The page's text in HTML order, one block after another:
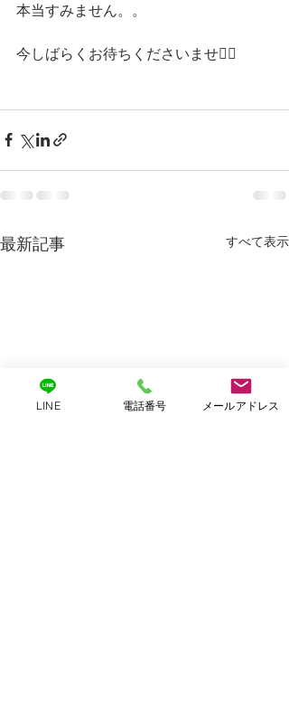
本当すみません。。
今しばらくお待ちくださいませ🙇‍♀️
最新記事 すべて表示
LINE 電話番号 メールアドレス